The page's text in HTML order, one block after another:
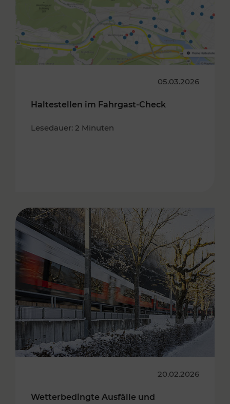
05.03.2026
Haltestellen im Fahrgast-Check
Lesedauer: 2 Minuten
20.02.2026
Wetterbedingte Ausfälle und